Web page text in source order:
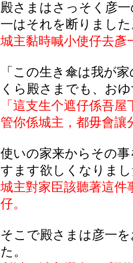
殿さまはさっそく 彦一
一はそれを 断りました
城主黏時喊小使仔去彥
「この生き傘は我が
くら殿さまでも、お
「這支生个遮仔係吾
管你係城主，都毋會讓
使いの家来からその
すます欲しくなりま
城主對家臣該聽著這件
仔。
そこで殿さまは彦一
た 。